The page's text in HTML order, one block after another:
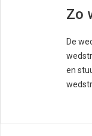
Zo
De
en